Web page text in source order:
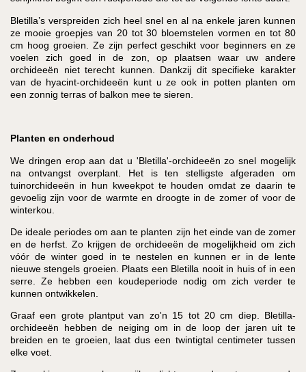
Bletilla’s verspreiden zich heel snel en al na enkele jaren kunnen
ze mooie groepjes van 20 tot 30 bloemstelen vormen en tot 80
cm hoog groeien. Ze zijn perfect geschikt voor beginners en ze
voelen zich goed in de zon, op plaatsen waar uw andere
orchideeën niet terecht kunnen. Dankzij dit specifieke karakter
van de hyacint-orchideeën kunt u ze ook in potten planten om
een zonnig terras of balkon mee te sieren.
Planten en onderhoud
We dringen erop aan dat u 'Bletilla'-orchideeën zo snel mogelijk
na ontvangst overplant. Het is ten stelligste afgeraden om
tuinorchideeën in hun kweekpot te houden omdat ze daarin te
gevoelig zijn voor de warmte en droogte in de zomer of voor de
winterkou.
De ideale periodes om aan te planten zijn het einde van de zomer
en de herfst. Zo krijgen de orchideeën de mogelijkheid om zich
vóór de winter goed in te nestelen en kunnen er in de lente
nieuwe stengels groeien. Plaats een Bletilla nooit in huis of in een
serre. Ze hebben een koudeperiode nodig om zich verder te
kunnen ontwikkelen.
Graaf een grote plantput van zo'n 15 tot 20 cm diep. Bletilla-
orchideeën hebben de neiging om in de loop der jaren uit te
breiden en te groeien, laat dus een twintigtal centimeter tussen
elke voet.